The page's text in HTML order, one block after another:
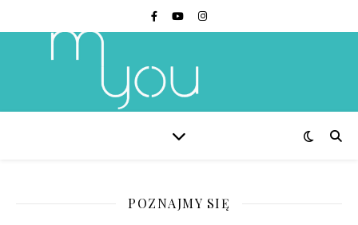
POZNAJMY SIĘ